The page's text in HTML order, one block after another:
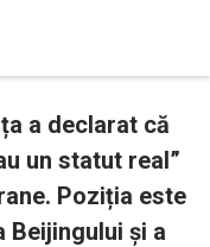
a declarat că
un statut real”
Poziția este
și a